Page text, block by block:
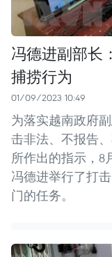
冯德进副部长
捕捞行为
01/09/2023 10:49
为落实越南政府
击非法、不报告
所作出的指示，8
冯德进举行了打
门的任务。